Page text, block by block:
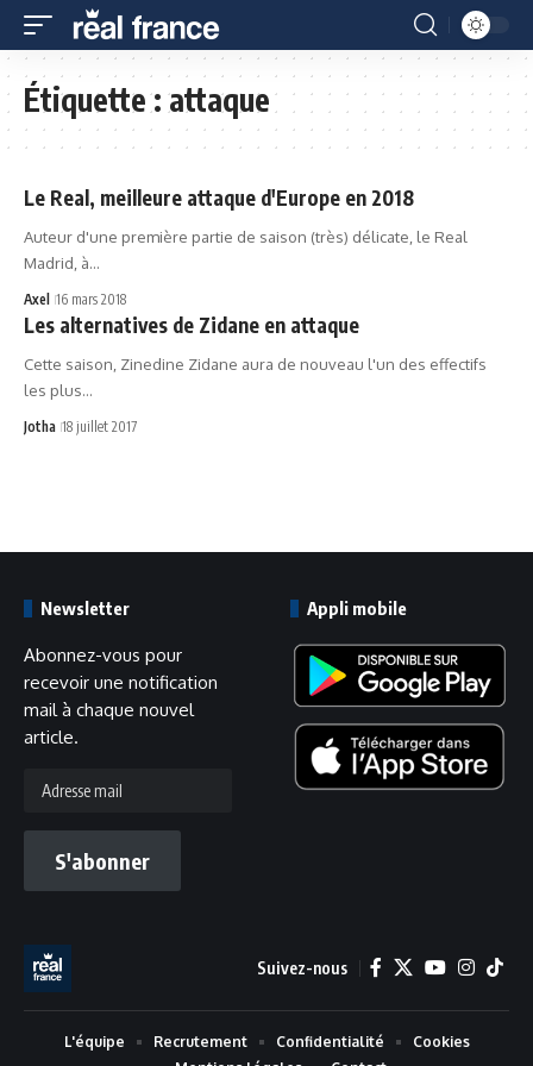
Étiquette :attaque
Le Real, meilleure attaque d'Europe en 2018
Auteur d'une première partie de saison (très) délicate, le Real
Madrid, à…
Axel 16 mars 2018
Les alternatives de Zidane en attaque
Cette saison, Zinedine Zidane aura de nouveau l'un des effectifs
les plus…
Jotha 18 juillet 2017
Newsletter
Abonnez-vous pour
recevoir une notification
mail à chaque nouvel
article.
mail
S'abonner
Appli mobile
Suivez-nous
L'équipe Recrutement Confidentialité
Cookies